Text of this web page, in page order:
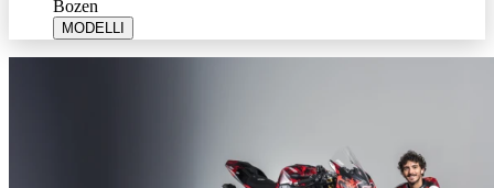
Bozen
MODELLI